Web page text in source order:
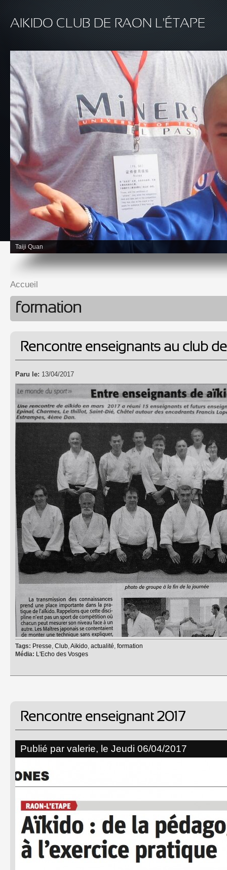
AIKIDO CLUB DE RAON L'ÉTAPE
Taiji Quan
Accueil
formation
Rencontre enseignants au club
Paru le: 13/04/2017
Tags: Presse, Club,Aikido, actualité, formation
Média: L'Echo des Vosges
Rencontre enseignant 2017
Publié par valerie, le Jeudi 06/04/2017